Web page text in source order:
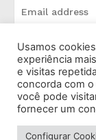
I've read and
Usamos
experiência
e visitas
concorda com
você pode
fornecer um
Configurar